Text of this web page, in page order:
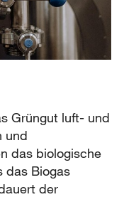
Grüngut luft- und
und
das biologische
das Biogas
der